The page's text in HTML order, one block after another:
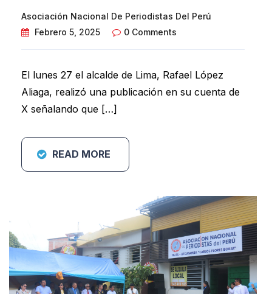
Asociación Nacional De Periodistas Del Perú
Febrero 5, 2025
0 Comments
El lunes 27 el alcalde de Lima, Rafael López
Aliaga, realizó una publicación en su cuenta de
X señalando que […]
READ MORE